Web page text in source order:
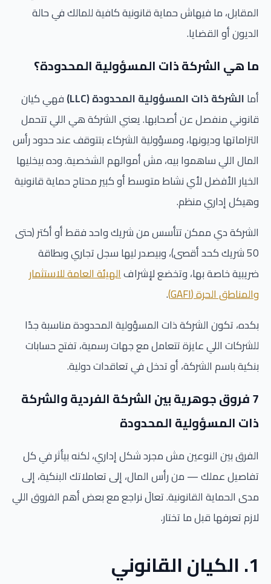
المقابل، ما فيهاش حماية قانونية كافية للمالك في حالة
الديون أو القضايا.
ما هي الشركة ذات المسؤولية المحدودة؟
أماالشركة ذات المسؤولية المحدودة (LLC)
فهي كيان
قانوني منفصل عن أصحابها. يعني الشركة هي اللي تتحمل
التزاماتها وديونها، ومسؤولية الشركاء بتتوقف عند حدود رأس
المال اللي ساهموا بيه، مش أموالهم الشخصية. وده بيخليها
الخيار الأفضل لأي نشاط متوسط أو كبير محتاج حماية قانونية
وهيكل إداري منظم.
الشركة دي ممكن تتأسس من شريك واحد فقط أو أكتر (حتى
50 شريك كحد أقصى)، وبيصدر ليها سجل تجاري وبطاقة
ضريبية خاصة بها، وتخضع لإشرافالهيئة العامة للاستثمار
والمناطق الحرة (GAFI)
.
بكده، تكون الشركة ذات المسؤولية المحدودة مناسبة جدًا
للشركات اللي عايزة تتعامل مع جهات رسمية، تفتح حسابات
بنكية باسم الشركة، أو تدخل في تعاقدات دولية.
7 فروق جوهرية بين الشركة الفردية والشركة
ذات المسؤولية المحدودة
الفرق بين النوعين مش مجرد شكل إداري، لكنه بيأثر في كل
تفاصيل عملك — من رأس المال، إلى تعاملاتك البنكية، إلى
مدى الحماية القانونية. تعالَ نراجع مع بعض أهم الفروق اللي
لازم تعرفها قبل ما تختار.
1. الكيان القانوني